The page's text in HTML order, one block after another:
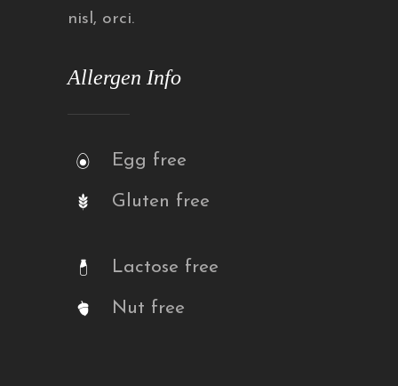
nisl, orci.
Allergen Info
Egg free
Gluten free
Lactose free
Nut free